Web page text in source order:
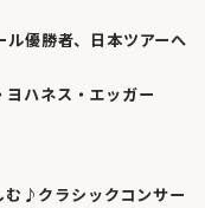
優勝者、日本ツアーへ
ハネス・エッガー
♪クラシックコンサー